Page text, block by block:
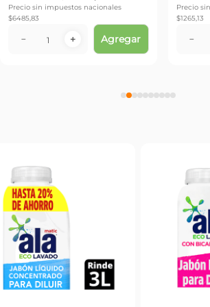
Precio sin impuestos nacionales
6485,83
Agregar
Precio sin
1265,13